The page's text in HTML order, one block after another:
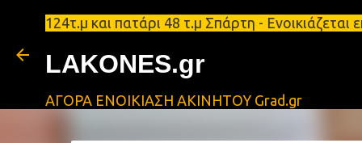
και πατάρι 48 τ.μ Σπάρτη -
LAKONES.gr
ΑΓΟΡΑ ΕΝΟΙΚΙΑΣΗ ΑΚΙΝΗΤΟΥ Grad.gr